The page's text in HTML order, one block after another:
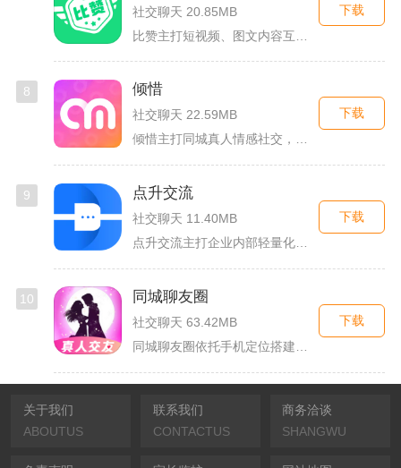
社交聊天 20.85MB
下载
8 倾惜
社交聊天 22.59MB
倾惜主打同城真人情感社交，面向有交友、脱单需求的年轻用户，依...
下载
9 点升交流
社交聊天 11.40MB
下载
10 同城聊友圈
社交聊天 63.42MB
下载
关于我们
ABOUTUS
联系我们
CONTACTUS
商务洽谈
SHANGWU